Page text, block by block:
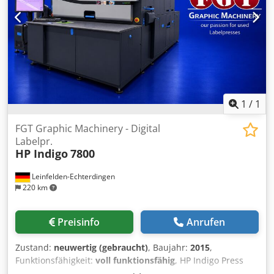
möglich. Dodpfxjzqfwtj Achewa
1 / 1
Leinfelden-Echterdingen
220 km
FGT Graphic Machinery - Digital
Labelpr.
HP Indigo7800
Preisinfo Anrufen
Zustand: neuwertig (gebraucht), Baujahr: 2015,
Funktionsfähigkeit: voll funktionsfähig, HP Indigo Press